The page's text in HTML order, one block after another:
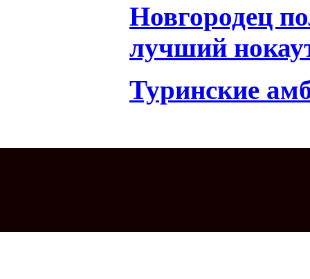
Новгородец
лучший
Туринские